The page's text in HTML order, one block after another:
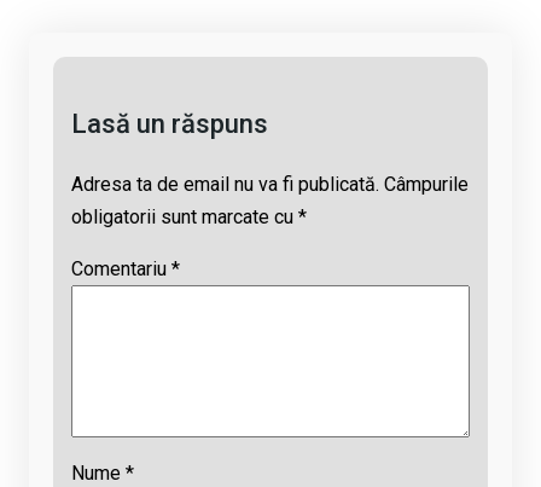
Lasă un răspuns
Adresa ta de email nu va fi publicată. Câmpurile
obligatorii sunt marcate cu *
Comentariu *
Nume *